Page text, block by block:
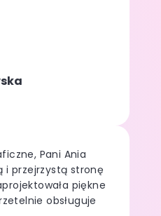
Pani Ania
i przejrzystą stronę
piękne
obsługuje